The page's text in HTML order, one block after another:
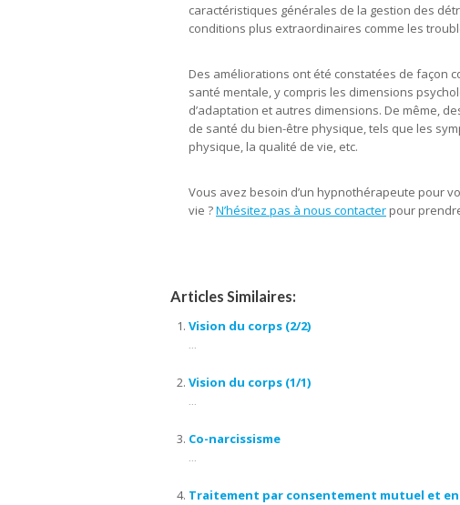
caractéristiques générales de la gestion des
conditions plus extraordinaires comme les
Des améliorations ont été constatées de façon
santé mentale, y compris les dimensions
d’adaptation et autres dimensions. De même,
de santé du bien-être physique, tels que les
physique, la qualité de vie, etc.
Vous avez besoin d’un hypnothérapeute pour
vie ?N’hésitez pas à nous contacter pour
Articles Similaires:
Vision du corps (2/2)
...
Vision du corps (1/1)
...
Co-narcissisme
...
Traitement par consentement mutuel et